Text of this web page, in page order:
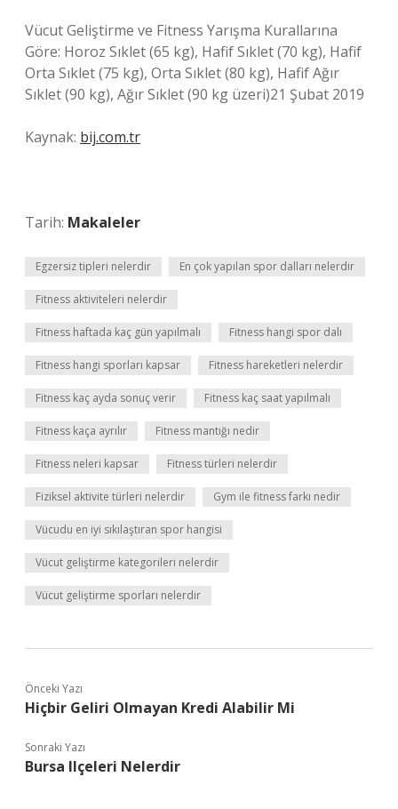
Vücut Geliştirme ve Fitness Yarışma Kurallarına
Göre: Horoz Sıklet (65 kg), Hafif Sıklet (70 kg), Hafif
Orta Sıklet (75 kg), Orta Sıklet (80 kg), Hafif Ağır
Sıklet (90 kg), Ağır Sıklet (90 kg üzeri)21 Şubat 2019
Kaynak: bij.com.tr
Tarih: Makaleler
Egzersiz tipleri nelerdir En çok yapılan spor dalları nelerdir
Fitness aktiviteleri nelerdir
Fitness haftada kaç gün yapılmalı Fitness hangi spor dalı
Fitness hangi sporları kapsar Fitness hareketleri nelerdir
Fitness kaç ayda sonuç verir Fitness kaç saat yapılmalı
Fitness kaça ayrılır Fitness mantığı nedir
Fitness neleri kapsar Fitness türleri nelerdir
Fiziksel aktivite türleri nelerdir Gym ile fitness farkı nedir
Vücudu en iyi sıkılaştıran spor hangisi
Vücut geliştirme kategorileri nelerdir
Vücut geliştirme sporları nelerdir
Önceki Yazı
Hiçbir Geliri Olmayan Kredi Alabilir Mi
Sonraki Yazı
Bursa Ilçeleri Nelerdir